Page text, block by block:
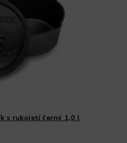
s rukojetí černý 1,0 l